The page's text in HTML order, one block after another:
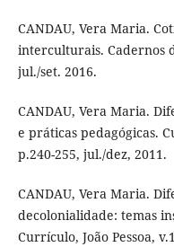
CANDAU, Vera Maria.
interculturais. Cadernos
jul./set. 2016.
CANDAU, Vera Maria.
e práticas pedagógicas.
p.240-255, jul./dez, 2011.
CANDAU, Vera Maria.
decolonialidade: temas
Currículo, João Pessoa,